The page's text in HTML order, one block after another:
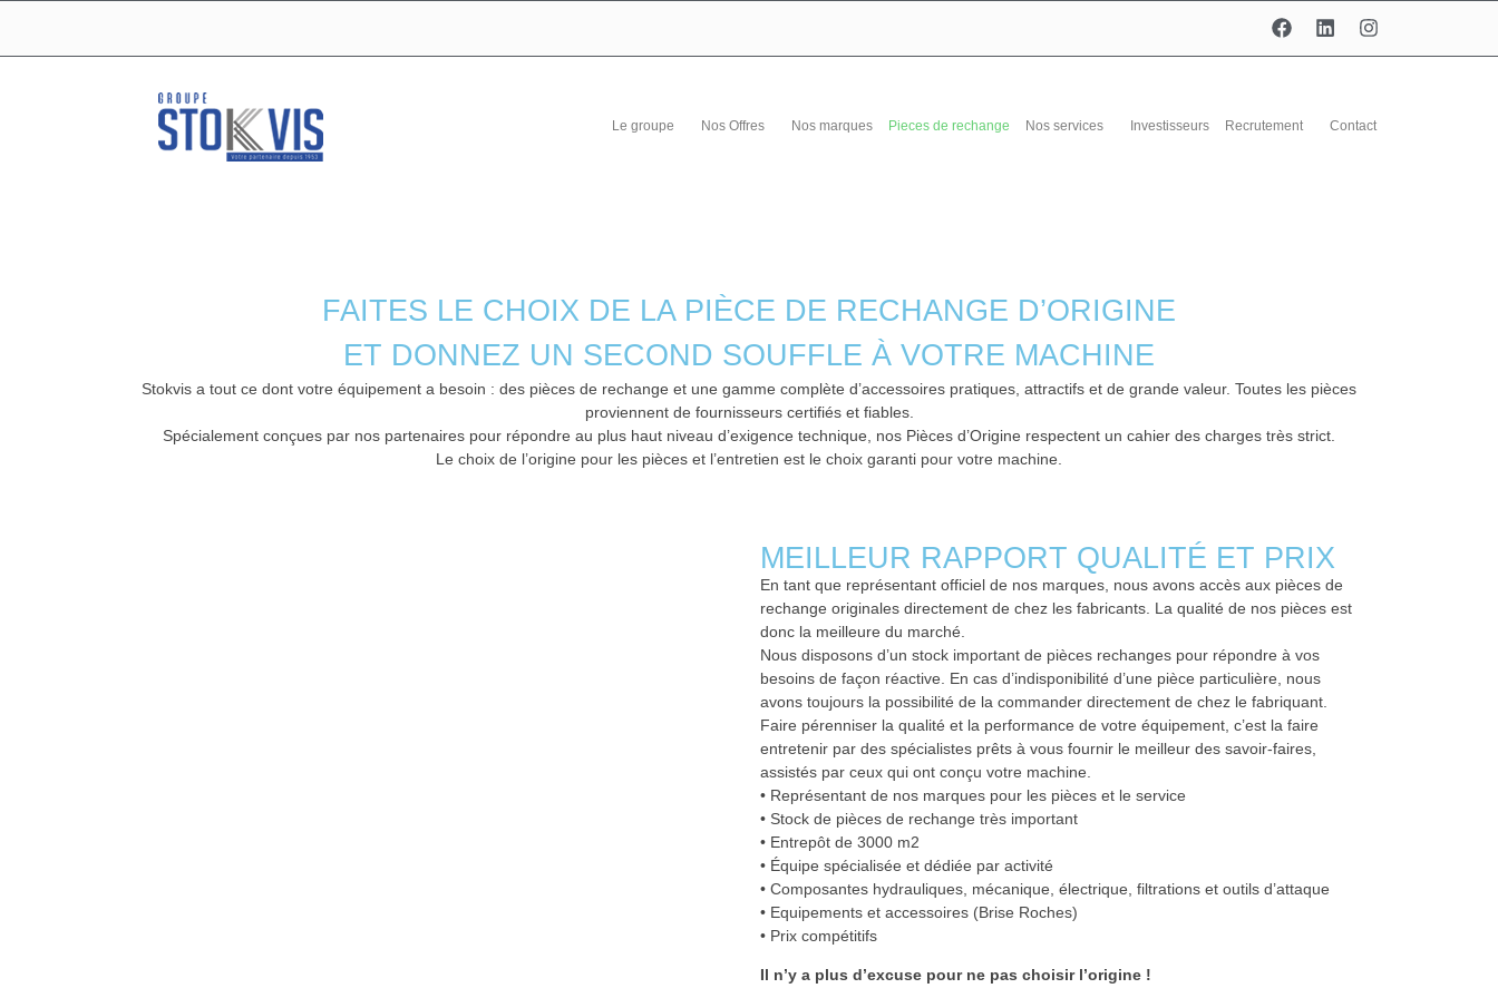
Le groupe Nos Offres Nos marques Pieces de rechange Nos services Investisseurs Recrutement Contact
FAITES LE CHOIX DE LA PIÈCE DE RECHANGE D’ORIGINE
ET DONNEZ UN SECOND SOUFFLE À VOTRE MACHINE
Stokvis a tout ce dont votre équipement a besoin : des pièces de rechange et une gamme complète d’accessoires pratiques, attractifs et de grande valeur. Toutes les pièces
proviennent de fournisseurs certifiés et fiables.
Spécialement conçues par nos partenaires pour répondre au plus haut niveau d’exigence technique, nos Pièces d’Origine respectent un cahier des charges très strict.
Le choix de l’origine pour les pièces et l’entretien est le choix garanti pour votre machine.
MEILLEUR RAPPORT QUALITÉ ET PRIX
En tant que représentant officiel de nos marques, nous avons accès aux pièces de
rechange originales directement de chez les fabricants. La qualité de nos pièces est
donc la meilleure du marché.
Nous disposons d’un stock important de pièces rechanges pour répondre à vos
besoins de façon réactive. En cas d’indisponibilité d’une pièce particulière, nous
avons toujours la possibilité de la commander directement de chez le fabriquant.
Faire pérenniser la qualité et la performance de votre équipement, c’est la faire
entretenir par des spécialistes prêts à vous fournir le meilleur des savoir-faires,
assistés par ceux qui ont conçu votre machine.
• Représentant de nos marques pour les pièces et le service
• Stock de pièces de rechange très important
• Entrepôt de 3000 m2
• Équipe spécialisée et dédiée par activité
• Composantes hydrauliques, mécanique, électrique, filtrations et outils d’attaque
• Equipements et accessoires (Brise Roches)
• Prix compétitifs
Il n’y a plus d’excuse pour ne pas choisir l’origine !